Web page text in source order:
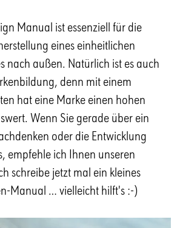
Manual ist essenziell für die
eines einheitlichen
nach außen. Natürlich ist es auch
denn mit einem
hat eine Marke einen hohen
Wenn Sie gerade über ein
oder die Entwicklung
empfehle ich Ihnen unseren
schreibe jetzt mal ein kleines
Manual … vielleicht hilft's :-)